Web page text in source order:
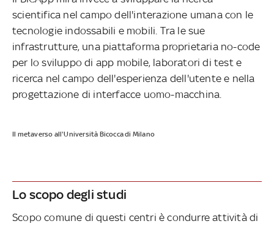
scientifica nel campo dell'interazione umana con le
tecnologie indossabili e mobili. Tra le sue
infrastrutture, una piattaforma proprietaria no-code
per lo sviluppo di app mobile, laboratori di test e
ricerca nel campo dell'esperienza dell'utente e nella
progettazione di interfacce uomo-macchina.
Il metaverso all'Università Bicocca di Milano
Lo scopo degli studi
Scopo comune di questi centri è condurre attività di